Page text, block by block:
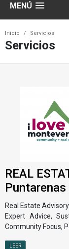
MENÚ
Inicio Servicios
Servicios
REAL
Real Estate
Expert Advice,
Community Focus,
LEER